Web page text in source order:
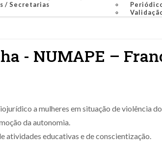
/ Secretarias
- NUMAPE –
a mulheres em situação de violência
da autonomia.
atividades educativas e de conscientização.